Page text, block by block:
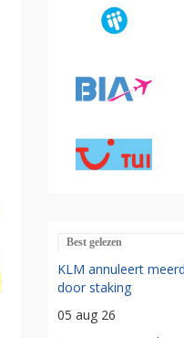
Best gelezen
KLM annuleert
door staking
05 aug 26